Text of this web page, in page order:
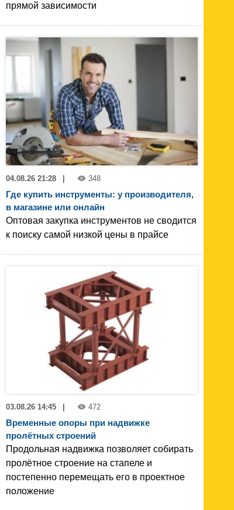
прямой зависимости
04.08.26 21:28 348
Где купить инструменты: у производителя,
в магазине или онлайн
Оптовая закупка инструментов не сводится
к поиску самой низкой цены в прайсе
03.08.26 14:45 472
Временные опоры при надвижке
пролётных строений
Продольная надвижка позволяет собирать
пролётное строение на стапеле и
постепенно перемещать его в проектное
положение